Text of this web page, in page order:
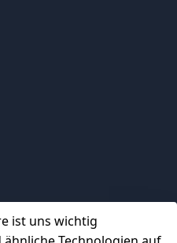
sich eines der Tischchen für
ist uns wichtig